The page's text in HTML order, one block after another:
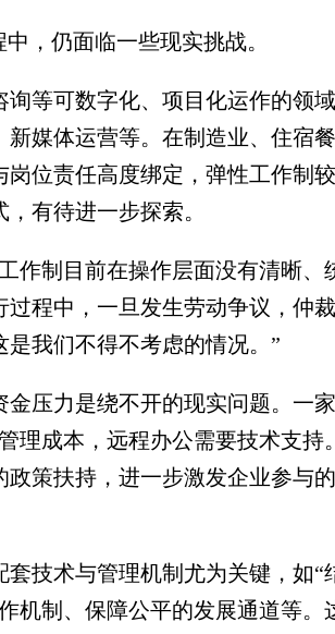
，仍面临一些现实挑战。
等可数字化、项目化运作的领
媒体运营等。在制造业、住宿餐
位责任高度绑定，弹性工作制
有待进一步探索。
制目前在操作层面没有清晰、
程中，一旦发生劳动争议，仲
我们不得不考虑的情况。”
压力是绕不开的现实问题。一
理成本，远程办公需要技术支持
策扶持，进一步激发企业参与
技术与管理机制尤为关键，如“
机制、保障公平的发展通道等。